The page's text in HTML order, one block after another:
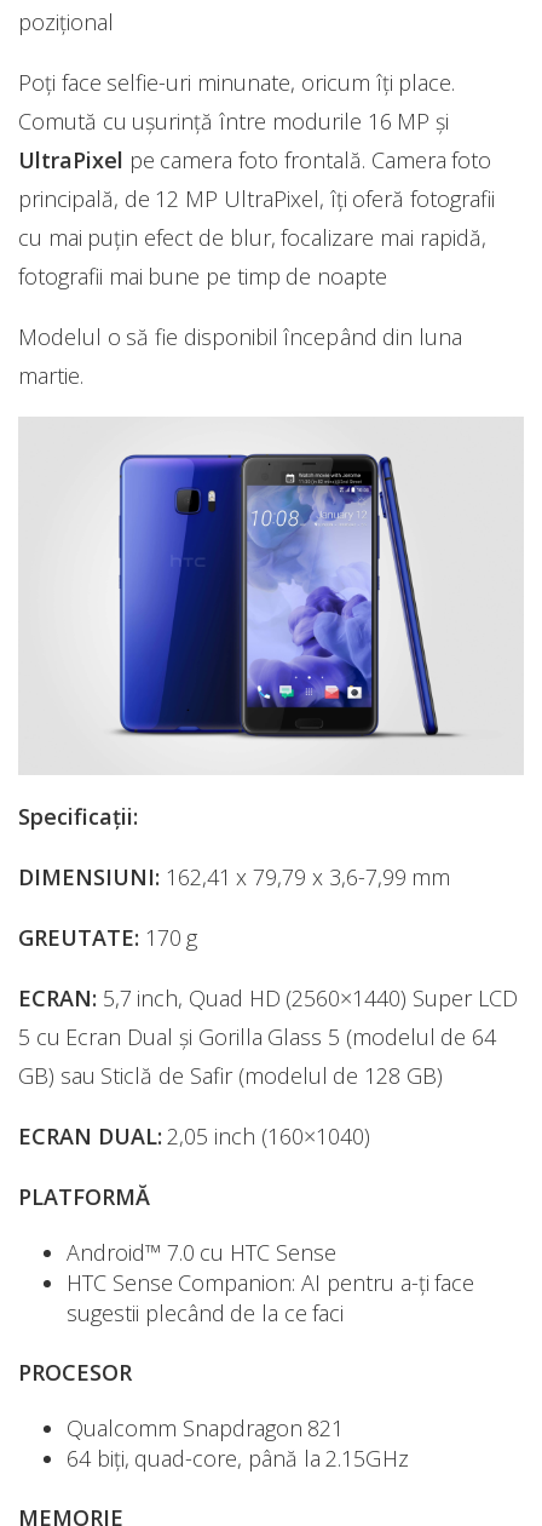
pozițional
Poți face selfie-uri minunate, oricum îți place.
Comută cu ușurință între modurile 16 MP și
UltraPixel pe camera foto frontală. Camera foto
principală, de 12 MP UltraPixel, îți oferă fotografii
cu mai puțin efect de blur, focalizare mai rapidă,
fotografii mai bune pe timp de noapte
Modelul o să fie disponibil începând din luna
martie.
Specificații:
DIMENSIUNI: 162,41 x 79,79 x 3,6-7,99 mm
GREUTATE: 170 g
ECRAN: 5,7 inch, Quad HD (2560×1440) Super LCD
5 cu Ecran Dual și Gorilla Glass 5 (modelul de 64
GB) sau Sticlă de Safir (modelul de 128 GB)
ECRAN DUAL:2,05 inch (160×1040)
PLATFORMĂ
Android™ 7.0 cu HTC Sense
HTC Sense Companion: AI pentru a-ți face
sugestii plecând de la ce faci
PROCESOR
Qualcomm Snapdragon 821
64 biți, quad-core, până la 2.15GHz
MEMORIE